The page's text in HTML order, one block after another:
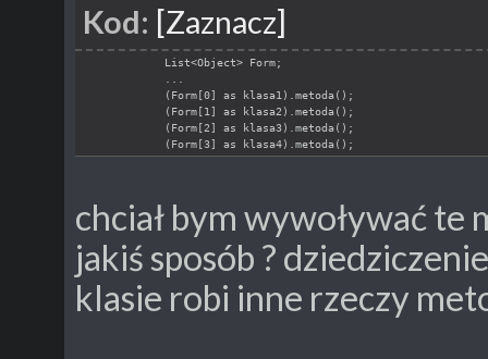
Kod: [Zaznacz]
List<Object> Form;
(Form[0] as klasa1).metoda();
(Form[1] as klasa2).metoda();
(Form[2] as klasa3).metoda();
(Form[3] as klasa4).metoda();
chciał bym wywoływać
jakiś sposób ?
klasie robi inne rzeczy